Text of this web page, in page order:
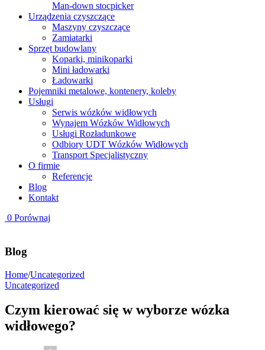
Man-down stocpicker
Urządzenia czyszczące
Maszyny czyszczące
Zamiatarki
Sprzęt budowlany
Koparki, minikoparki
Mini ładowarki
Ładowarki
Pojemniki metalowe, kontenery, koleby
Usługi
Serwis wózków widłowych
Wynajem Wózków Widłowych
Usługi Rozładunkowe
Odbiory UDT Wózków Widłowych
Transport Specjalistyczny
O firmie
Referencje
Blog
Kontakt
0 Porównaj
Blog
Home/Uncategorized
Uncategorized
Czym kierować się w wyborze wózka
widłowego?